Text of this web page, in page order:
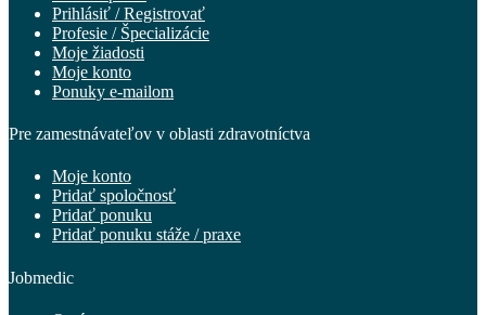
Prihlásiť / Registrovať
Profesie / Špecializácie
Moje žiadosti
Moje konto
Ponuky e-mailom
Pre zamestnávateľov v oblasti zdravotníctva
Moje konto
Pridať spoločnosť
Pridať ponuku
Pridať ponuku stáže / praxe
Jobmedic